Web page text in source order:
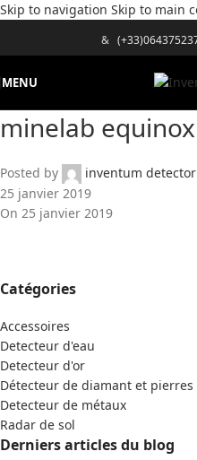
Skip to navigation Skip to main
&
MENU
minelab
Posted by
inventum detector
25 janvier 2019
On 25 janvier 2019
Catégories
Accessoires
Detecteur d'eau
Detecteur d'or
Détecteur de diamant et pierres
Detecteur de métaux
Radar de sol
Derniers articles du blog